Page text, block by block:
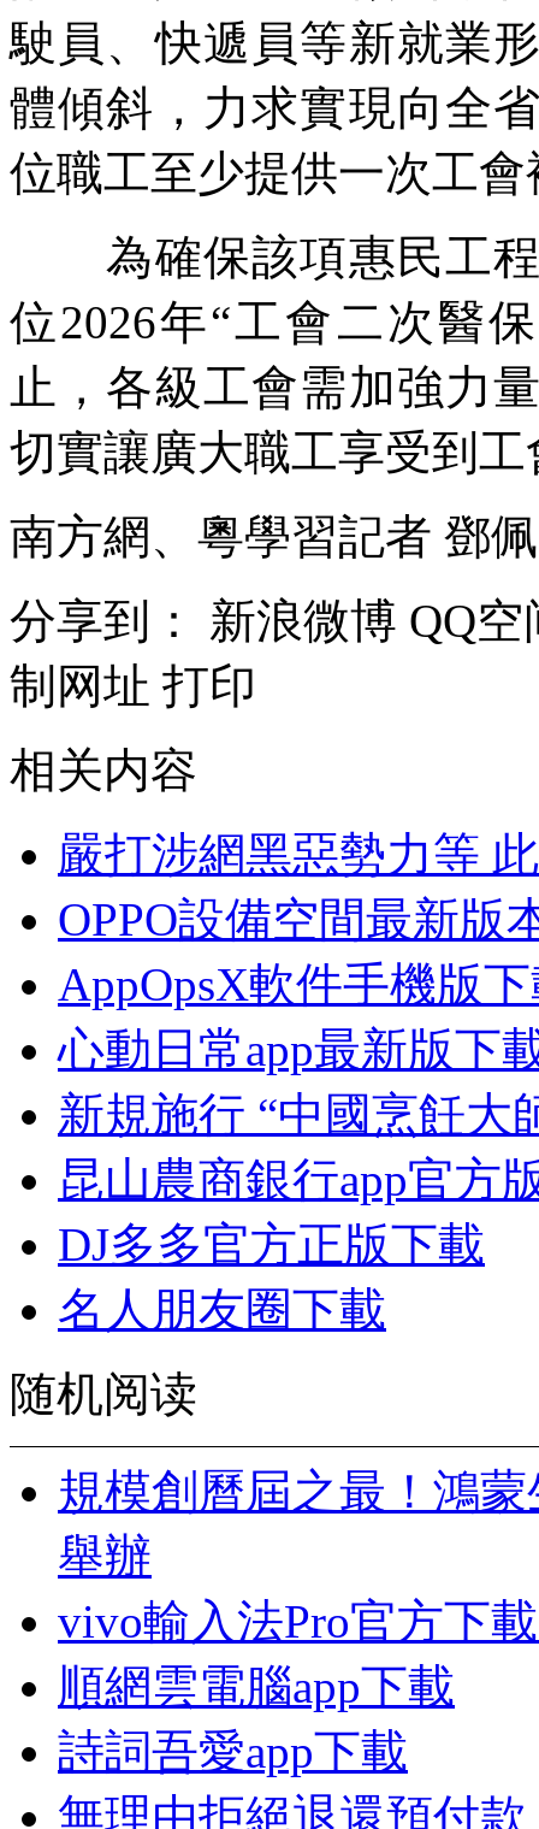
駛員、快遞員等新就業
體傾斜，力求實現向全
位職工至少提供一次工
為確保該項惠民工程
位2026年“工會二次醫
止，各級工會需加強力
切實讓廣大職工享受到
南方網、粵學習記者 鄧
分享到：
新浪微博 QQ空
制网址 打印
相关内容
嚴打涉網黑惡勢力等
OPPO設備空間最新版
AppOpsX軟件手機版
心動日常app最新版下
新規施行 “中國烹飪大
昆山農商銀行app官方
DJ多多官方正版下載
名人朋友圈下載
随机阅读
規模創曆屆之最！鴻
舉辦
vivo輸入法Pro官方下
順網雲電腦app下載
詩詞吾愛app下載
無理由拒絕退還預付